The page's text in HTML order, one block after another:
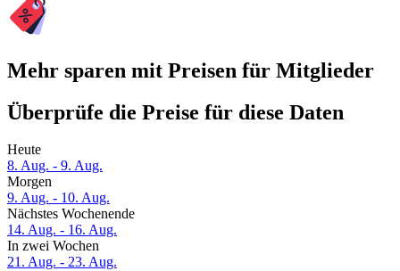
Mehr sparen mit Preisen für Mitglieder
Überprüfe die Preise für diese Daten
Heute
8. Aug. - 9. Aug.
Morgen
9. Aug. - 10. Aug.
Nächstes Wochenende
14. Aug. - 16. Aug.
In zwei Wochen
21. Aug. - 23. Aug.